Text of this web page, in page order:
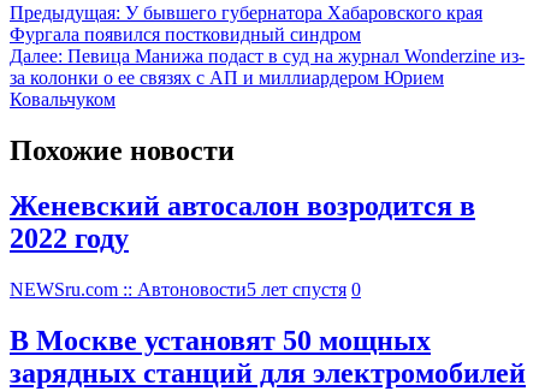
Предыдущая: У бывшего губернатора Хабаровского края
Фургала появился постковидный синдром
Далее: Певица Манижа подаст в суд на журнал Wonderzine из-
за колонки о ее связях с АП и миллиардером Юрием
Ковальчуком
Похожие новости
Женевский автосалон возродится в
2022 году
NEWSru.com :: Автоновости5 лет спустя 0
В Москве установят 50 мощных
зарядных станций для электромобилей